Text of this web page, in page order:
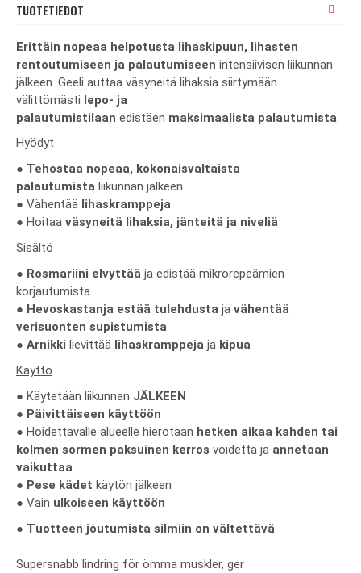
TUOTETIEDOT
Erittäin nopeaa helpotusta lihaskipuun, lihasten
rentoutumiseen ja palautumiseen intensiivisen liikunnan
jälkeen. Geeli auttaa väsyneitä lihaksia siirtymään
välittömästi lepo- ja
palautumistilaan edistäen maksimaalista palautumista.
Hyödyt
● Tehostaa nopeaa, kokonaisvaltaista
palautumista liikunnan jälkeen
● Vähentää lihaskramppeja
● Hoitaa väsyneitä lihaksia, jänteitä ja niveliä
Sisältö
● Rosmariini elvyttää ja edistää mikrorepeämien
korjautumista
● Hevoskastanja estää tulehdusta ja vähentää
verisuonten supistumista
● Arnikki lievittää lihaskramppeja ja kipua
Käyttö
● Käytetään liikunnan JÄLKEEN
● Päivittäiseen käyttöön
● Hoidettavalle alueelle hierotaan hetken aikaa kahden tai
kolmen sormen paksuinen kerros voidetta ja annetaan
vaikuttaa
● Pese kädet käytön jälkeen
● Vain ulkoiseen käyttöön
● Tuotteen joutumista silmiin on vältettävä
Supersnabb lindring för ömma muskler, ger